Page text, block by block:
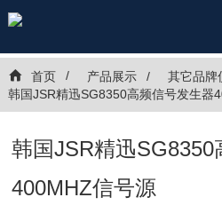
首页 产品展示
其它品牌
韩国JSR精迅SG8350高频信号发生器
韩国JSR精迅SG8350
400MHZ信号源